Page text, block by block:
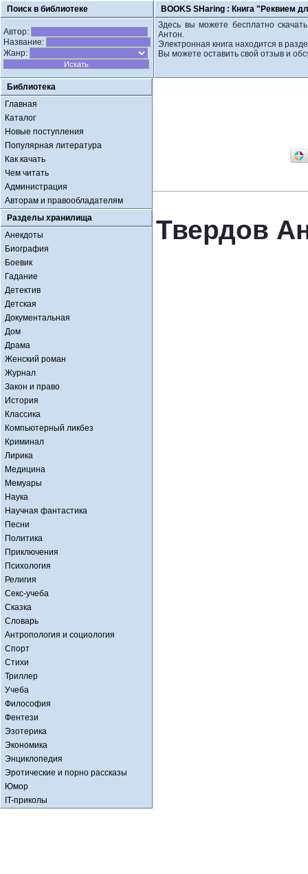
Поиск в библиотеке BOOKS SHaring : Книга "Реквием
Автор:
Название:
Жанр:
Здесь вы можете бесплатно
Антон.
Электронная книга находится в
Вы можете оставить свой отзыв и
Библиотека
Главная
Каталог
Новые поступления
Популярная литература
Как качать
Чем читать
Администрация
Авторам и правообладателям
Разделы хранилища
Анекдоты
Биография
Боевик
Гадание
Детектив
Детская
Документальная
Дом
Драма
Женский роман
Журнал
Закон и право
История
Классика
Компьютерный ликбез
Криминал
Лирика
Медицина
Мемуары
Наука
Научная фантастика
Песни
Политика
Приключения
Психология
Религия
Секс-учеба
Сказка
Словарь
Антропология и социология
Спорт
Стихи
Триллер
Учеба
Философия
Фентези
Эзотерика
Экономика
Энциклопедия
Эротические и порно рассказы
Юмор
IT-приколы
Твердов